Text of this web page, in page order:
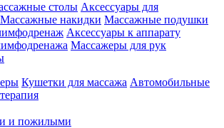
столы Аксессуары для
Массажные накидки Массажные подушки
Аксессуары к аппарату
Массажеры для рук
Кушетки для массажа Автомобильные
и пожилыми